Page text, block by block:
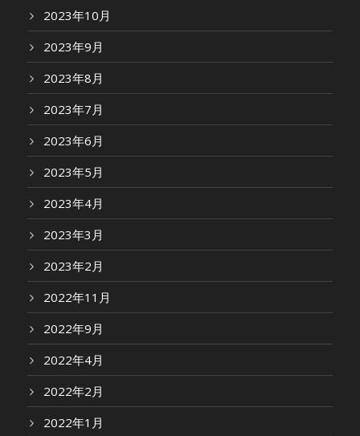
2023年10月
2023年9月
2023年8月
2023年7月
2023年6月
2023年5月
2023年4月
2023年3月
2023年2月
2022年11月
2022年9月
2022年4月
2022年2月
2022年1月